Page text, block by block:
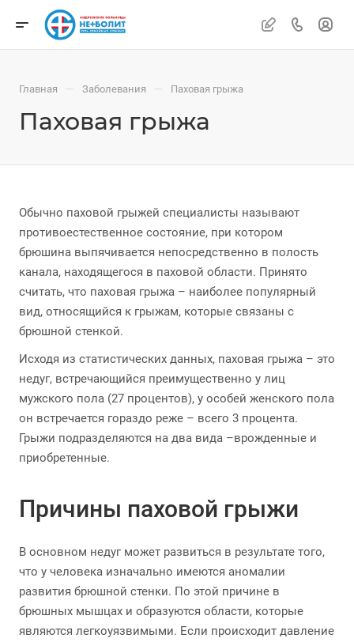
Главная — Заболевания — Паховая грыжа
Паховая грыжа
Обычно паховой грыжей специалисты называют
противоестественное состояние, при котором
брюшина выпячивается непосредственно в полость
канала, находящегося в паховой области. Принято
считать, что паховая грыжа – наиболее популярный
вид, относящийся к грыжам, которые связаны с
брюшной стенкой.
Исходя из статистических данных, паховая грыжа – это
недуг, встречающийся преимущественно у лиц
мужского пола (27 процентов), у особей женского пола
он встречается гораздо реже – всего 3 процента.
Грыжи подразделяются на два вида –врожденные и
приобретенные.
Причины паховой грыжи
В основном недуг может развиться в результате того,
что у человека изначально имеются аномалии
развития брюшной стенки. По этой причине в
брюшных мышцах и образуются области, которые
являются легкоуязвимыми. Если происходит давление